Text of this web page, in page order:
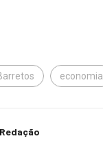
economia
Redação